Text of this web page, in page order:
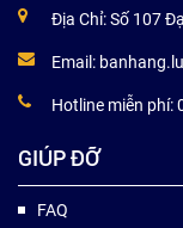
Địa Chỉ: Số 107
Email:
Hotline miễn phí:
GIÚP ĐỠ
FAQ